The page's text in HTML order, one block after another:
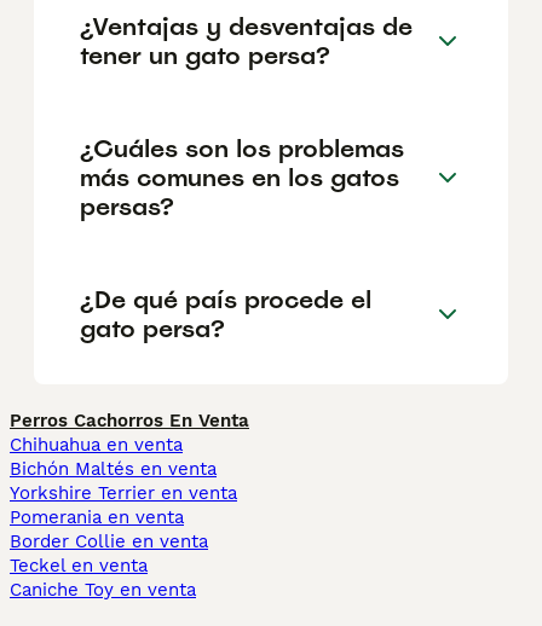
¿Ventajas y desventajas de
tener un gato persa?
¿Cuáles son los problemas
más comunes en los gatos
persas?
¿De qué país procede el
gato persa?
Perros Cachorros En Venta
Chihuahua en venta
Bichón Maltés en venta
Yorkshire Terrier en venta
Pomerania en venta
Border Collie en venta
Teckel en venta
Caniche Toy en venta